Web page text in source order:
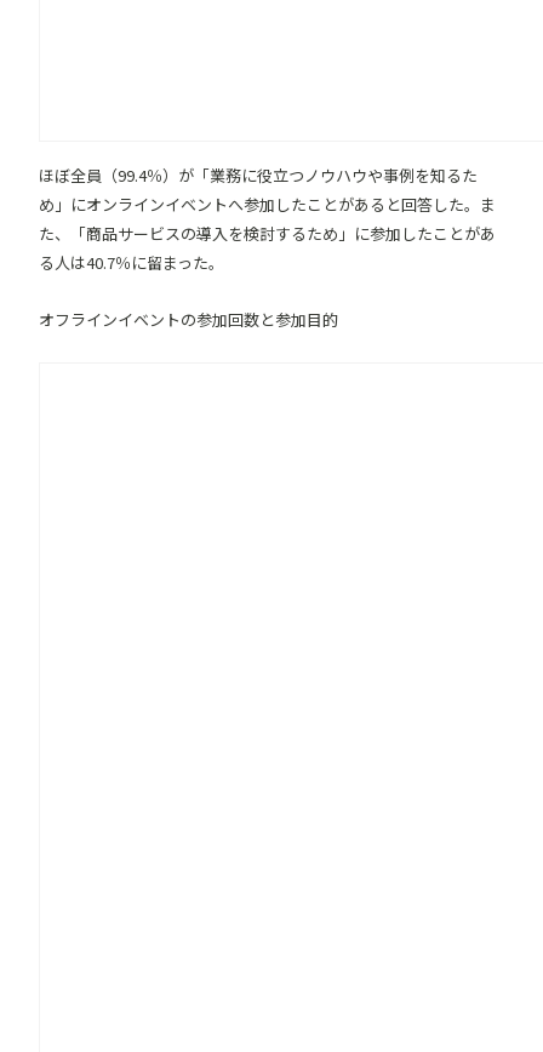
ほぼ全員（99.4％）が「業務に役立つノウハウや事例を知るた
め」にオンラインイベントへ参加したことがあると回答した。ま
た、「商品サービスの導入を検討するため」に参加したことがあ
る人は40.7％に留まった。
オフラインイベントの参加回数と参加目的